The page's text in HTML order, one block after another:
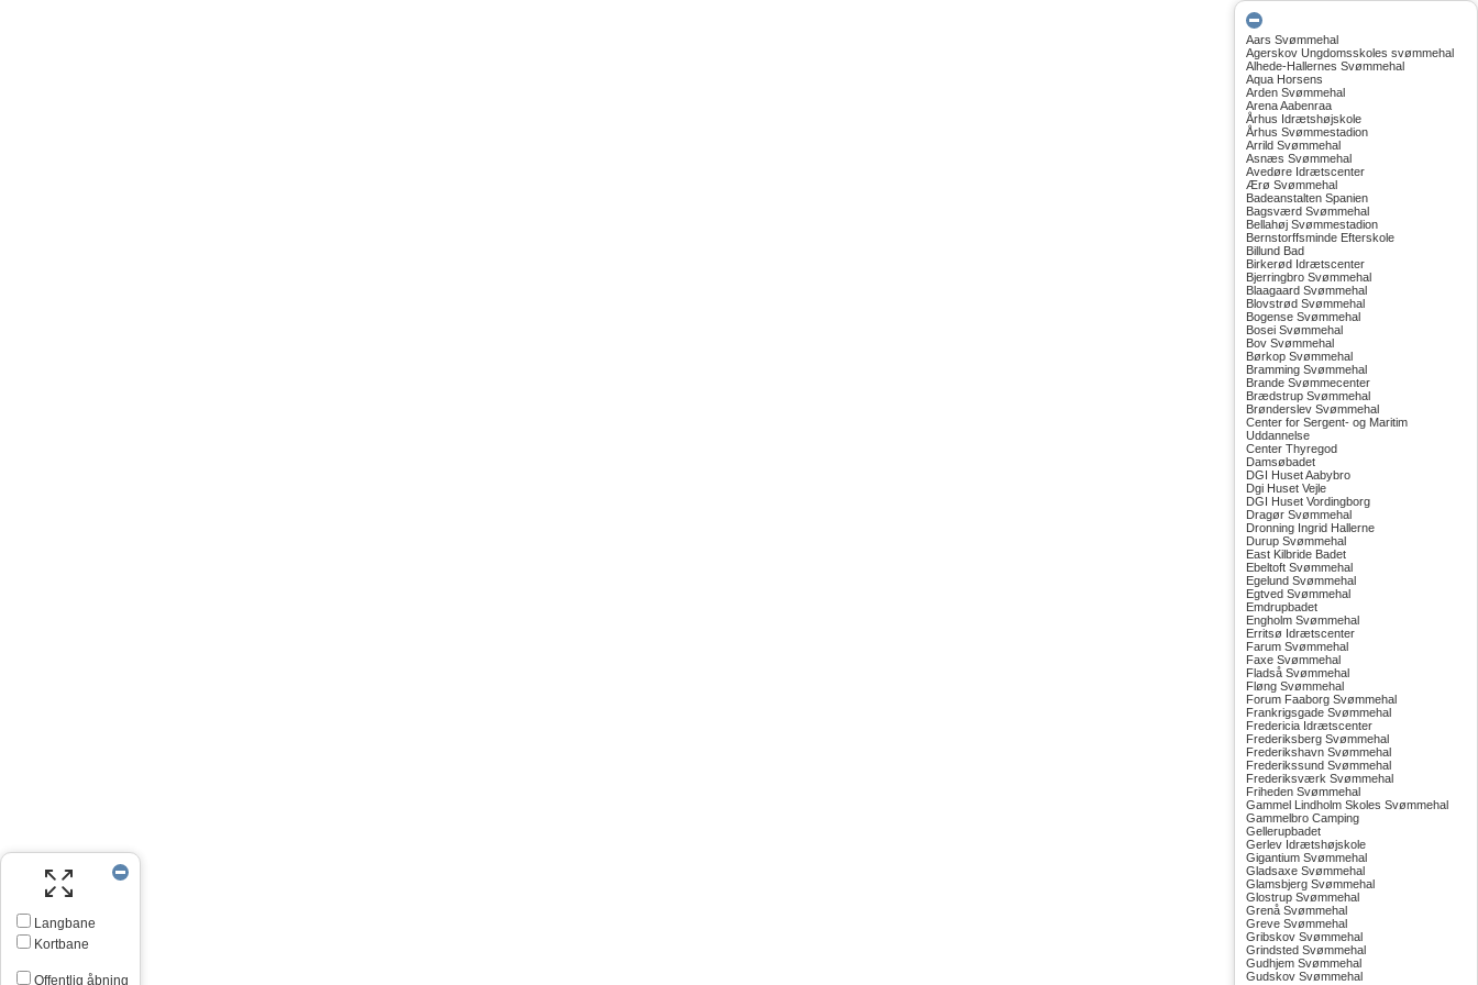
Langbane
Kortbane
Offentlig åbning
Aars Svømmehal
Agerskov Ungdomsskoles svømmehal
Alhede-Hallernes Svømmehal
Aqua Horsens
Arden Svømmehal
Arena Aabenraa
Århus Idrætshøjskole
Århus Svømmestadion
Arrild Svømmehal
Asnæs Svømmehal
Avedøre Idrætscenter
Ærø Svømmehal
Badeanstalten Spanien
Bagsværd Svømmehal
Bellahøj Svømmestadion
Bernstorffsminde Efterskole
Billund Bad
Birkerød Idrætscenter
Bjerringbro Svømmehal
Blaagaard Svømmehal
Blovstrød Svømmehal
Bogense Svømmehal
Bosei Svømmehal
Bov Svømmehal
Børkop Svømmehal
Bramming Svømmehal
Brande Svømmecenter
Brædstrup Svømmehal
Brønderslev Svømmehal
Center for Sergent- og Maritim
Uddannelse
Center Thyregod
Damsøbadet
DGI Huset Aabybro
Dgi Huset Vejle
DGI Huset Vordingborg
Dragør Svømmehal
Dronning Ingrid Hallerne
Durup Svømmehal
East Kilbride Badet
Ebeltoft Svømmehal
Egelund Svømmehal
Egtved Svømmehal
Emdrupbadet
Engholm Svømmehal
Erritsø Idrætscenter
Farum Svømmehal
Faxe Svømmehal
Fladså Svømmehal
Fløng Svømmehal
Forum Faaborg Svømmehal
Frankrigsgade Svømmehal
Fredericia Idrætscenter
Frederiksberg Svømmehal
Frederikshavn Svømmehal
Frederikssund Svømmehal
Frederiksværk Svømmehal
Friheden Svømmehal
Gammel Lindholm Skoles Svømmehal
Gammelbro Camping
Gellerupbadet
Gerlev Idrætshøjskole
Gigantium Svømmehal
Gladsaxe Svømmehal
Glamsbjerg Svømmehal
Glostrup Svømmehal
Grenå Svømmehal
Greve Svømmehal
Gribskov Svømmehal
Grindsted Svømmehal
Gudhjem Svømmehal
Gudskov Svømmehal